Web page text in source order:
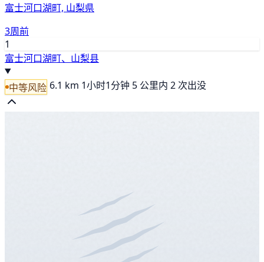
富士河口湖町, 山梨県
3周前
1
富士河口湖町、山梨县
中等风险 6.1 km 1小时1分钟 5 公里内 2 次出没